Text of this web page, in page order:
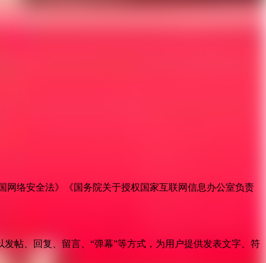
络安全法》《国务院关于授权国家互联网信息办公室负责
帖、回复、留言、“弹幕”等方式，为用户提供发表文字、符